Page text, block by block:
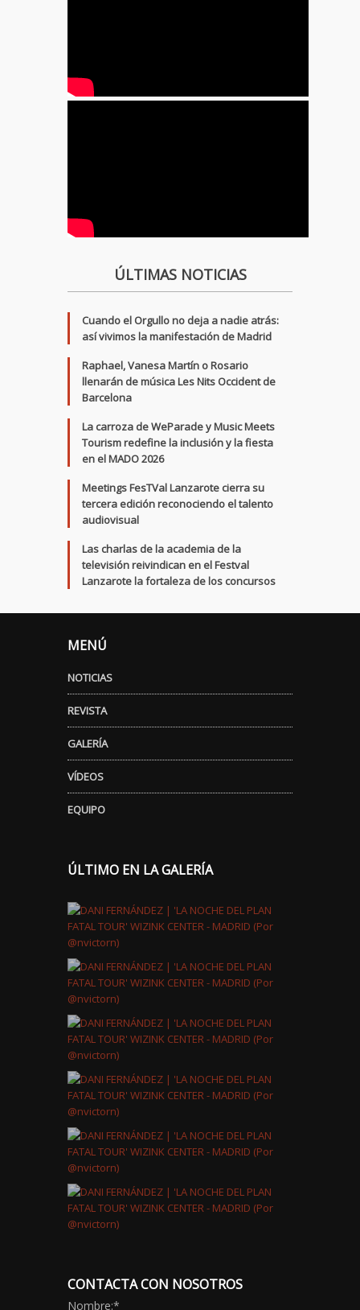
ÚLTIMAS NOTICIAS
Cuando el Orgullo no deja a nadie atrás:
así vivimos la manifestación de Madrid
Raphael, Vanesa Martín o Rosario
llenarán de música Les Nits Occident de
Barcelona
La carroza de WeParade y Music Meets
Tourism redefine la inclusión y la fiesta
en el MADO 2026
Meetings FesTVal Lanzarote cierra su
tercera edición reconociendo el talento
audiovisual
Las charlas de la academia de la
televisión reivindican en el Festval
Lanzarote la fortaleza de los concursos
MENÚ
NOTICIAS
REVISTA
GALERÍA
VÍDEOS
EQUIPO
ÚLTIMO EN LA GALERÍA
CONTACTA CON NOSOTROS
Nombre:*